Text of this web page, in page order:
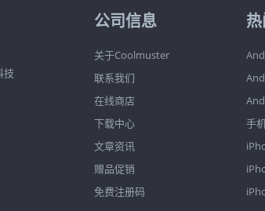
退款政策，请 使用我们这里的退款指南提交
技
公司信息
关于Coolmuster
联系我们
在线商店
下载中心
文章资讯
赠品促销
免费注册码
手